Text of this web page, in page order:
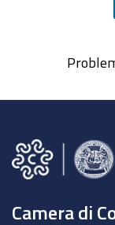
Camera di